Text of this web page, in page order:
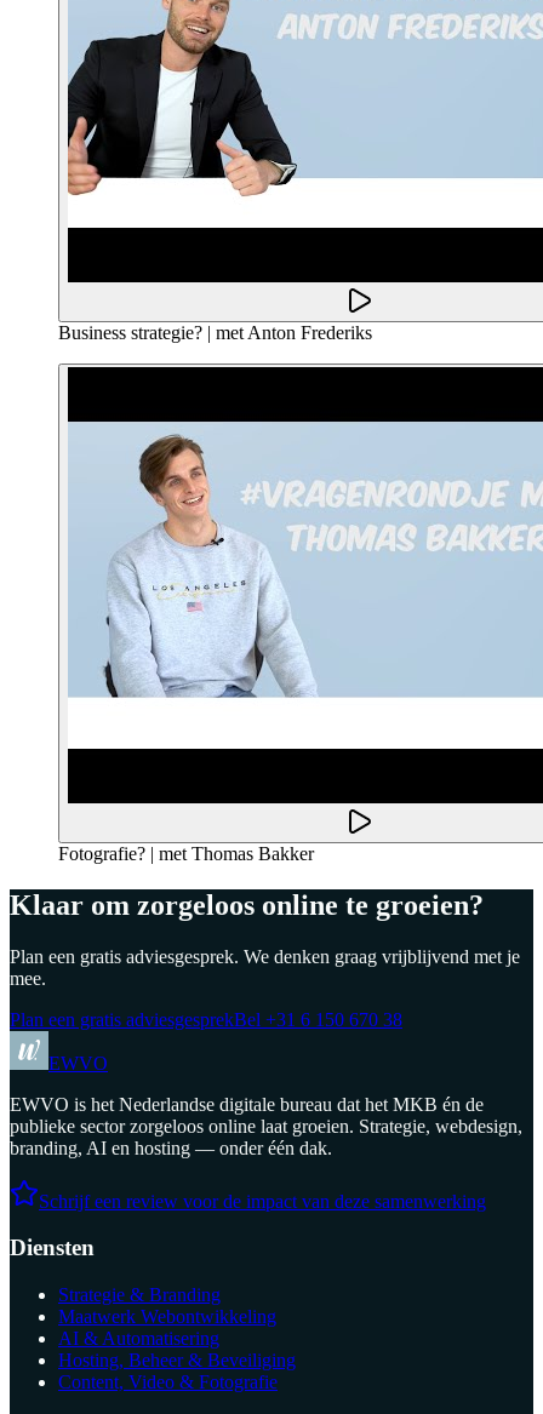
Business strategie? | met Anton Frederiks
Fotografie? | met Thomas Bakker
Klaar om zorgeloos online te groeien?
Plan een gratis adviesgesprek. We denken graag vrijblijvend met je
mee.
Plan een gratis adviesgesprekBel +31 6 150 670 38
EWVO
EWVO is het Nederlandse digitale bureau dat het MKB én de
publieke sector zorgeloos online laat groeien. Strategie, webdesign,
branding, AI en hosting — onder één dak.
Schrijf een review voor de impact van deze samenwerking
Diensten
Strategie & Branding
Maatwerk Webontwikkeling
AI & Automatisering
Hosting, Beheer & Beveiliging
Content, Video & Fotografie